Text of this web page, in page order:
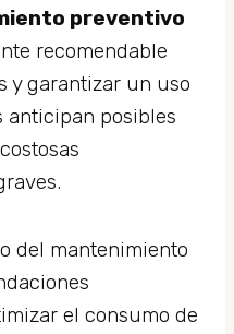
preventivo
recomendable
y garantizar un uso
anticipan posibles
del mantenimiento
el consumo de